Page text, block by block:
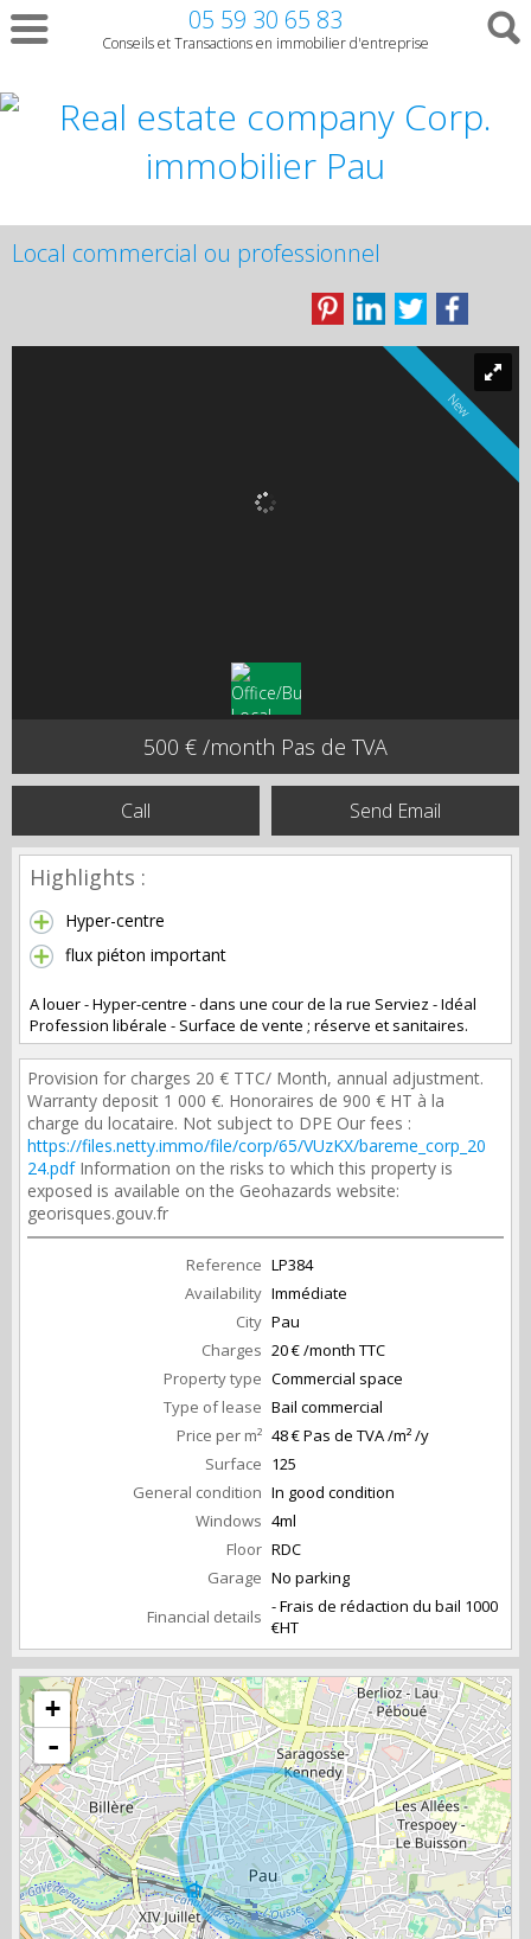
05 59 30 65 83
Conseils et Transactions en immobilier d'entreprise
Local commercial ou professionnel
New
500 € /month Pas de TVA
Call Send Email
Highlights :
Hyper-centre
flux piéton important
A louer - Hyper-centre - dans une cour de la rue Serviez - Idéal
Profession libérale - Surface de vente ; réserve et sanitaires.
Provision for charges 20 € TTC/ Month, annual adjustment.
Warranty deposit 1 000 €. Honoraires de 900 € HT à la
charge du locataire. Not subject to DPE Our fees :
https://files.netty.immo/file/corp/65/VUzKX/bareme_corp_20
24.pdfInformation on the risks to which this property is
exposed is available on the Geohazards website:
georisques.gouv.fr
Reference LP384
Availability Immédiate
City Pau
Charges 20 € /month TTC
Property type Commercial space
Type of lease Bail commercial
Price per m² 48 € Pas de TVA /m² /y
Surface 125
General condition In good condition
Windows 4ml
Floor RDC
Garage No parking
Financial details - Frais de rédaction du bail 1000
€HT
+
-